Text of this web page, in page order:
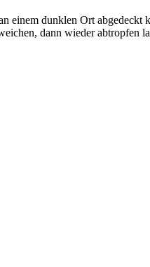
einem dunklen Ort abgedeckt
dann wieder abtropfen